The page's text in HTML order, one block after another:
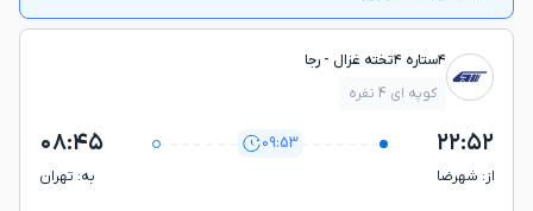
۴ستاره ۴تخته غزال - رجا
کوپه ای 4 نفره
۲۲:۵۲
از: شهرضا
09:53 ۰۸:۴۵
به: تهران